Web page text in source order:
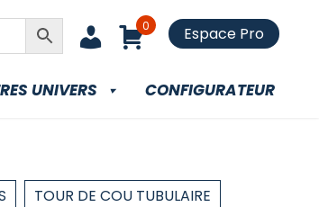
0 Espace Pro
UNIVERS CONFIGURATEUR
TOUR DE COU TUBULAIRE